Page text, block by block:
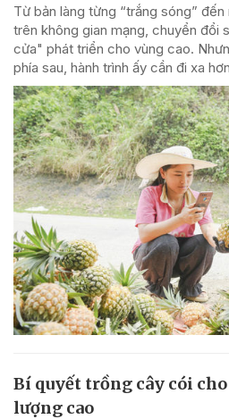
Từ bản làng từng “trắng sóng”
trên không gian mạng, chuyển đổi
cửa" phát triển cho vùng cao.
phía sau, hành trình ấy cần đi xa
Bí quyết trồng cây cói
lượng cao